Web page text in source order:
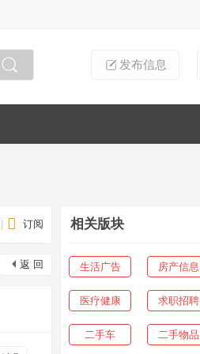
发布信息
订阅
返 回
相关版块
生活广告 房产信息
医疗健康 求职招聘
二手车 二手物品